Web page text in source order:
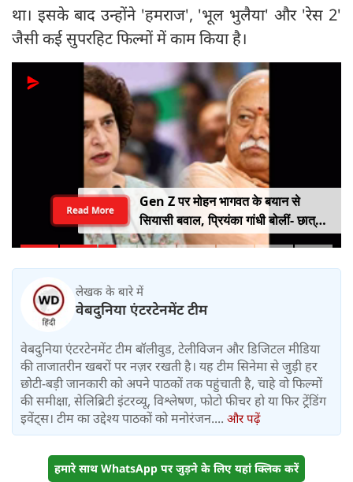
था। इसके बाद उन्होंने 'हमराज', 'भूल भुलैया' और 'रेस 2'
जैसी कई सुपरहिट फिल्मों में काम किया है।
Gen Z पर मोहन भागवत के बयान से
सियासी बवाल, प्रियंका गांधी बोलीं- छात्रों
को किसी सर्टिफिकेट की जरूरत नहीं
Read More
लेखक के बारे में
वेबदुनिया एंटरटेनमेंट टीम
वेबदुनिया एंटरटेनमेंट टीम बॉलीवुड, टेलीविजन और डिजिटल मीडिया
की ताजातरीन खबरों पर नज़र रखती है। यह टीम सिनेमा से जुड़ी हर
छोटी-बड़ी जानकारी को अपने पाठकों तक पहुंचाती है, चाहे वो फिल्मों
की समीक्षा, सेलिब्रिटी इंटरव्यू, विश्लेषण, फोटो फीचर हो या फिर ट्रेंडिंग
इवेंट्स। टीम का उद्देश्य पाठकों को मनोरंजन.... और पढ़ें
हमारे साथ WhatsApp पर जुड़ने के लिए यहां क्लिक करें